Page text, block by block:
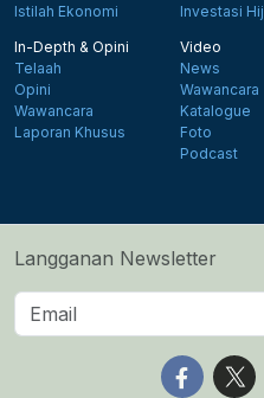
Istilah Ekonomi
Investasi
In-Depth & Opini
Telaah
Opini
Wawancara
Laporan Khusus
Video
News
Wawancara
Katalogue
Foto
Podcast
Langganan Newsletter
Follow